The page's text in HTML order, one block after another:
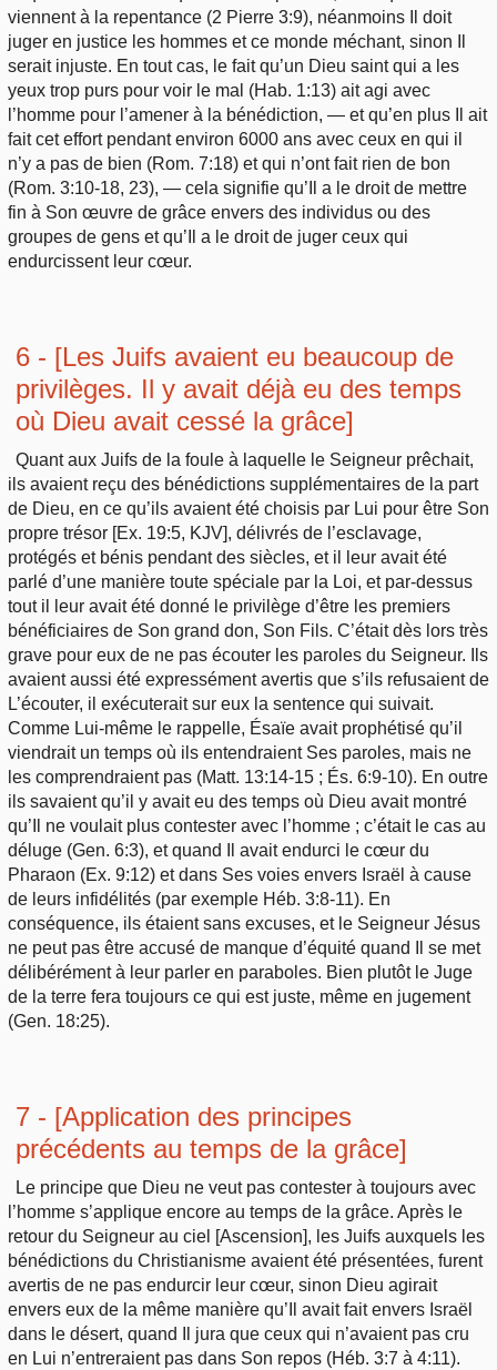
viennent à la repentance (2 Pierre 3:9), néanmoins Il doit
juger en justice les hommes et ce monde méchant, sinon Il
serait injuste. En tout cas, le fait qu’un Dieu saint qui a les
yeux trop purs pour voir le mal (Hab. 1:13) ait agi avec
l’homme pour l’amener à la bénédiction, — et qu’en plus Il ait
fait cet effort pendant environ 6000 ans avec ceux en qui il
n’y a pas de bien (Rom. 7:18) et qui n’ont fait rien de bon
(Rom. 3:10-18, 23), — cela signifie qu’Il a le droit de mettre
fin à Son œuvre de grâce envers des individus ou des
groupes de gens et qu’Il a le droit de juger ceux qui
endurcissent leur cœur.
6 - [Les Juifs avaient eu beaucoup de
privilèges. Il y avait déjà eu des temps
où Dieu avait cessé la grâce]
Quant aux Juifs de la foule à laquelle le Seigneur prêchait,
ils avaient reçu des bénédictions supplémentaires de la part
de Dieu, en ce qu’ils avaient été choisis par Lui pour être Son
propre trésor [Ex. 19:5, KJV], délivrés de l’esclavage,
protégés et bénis pendant des siècles, et il leur avait été
parlé d’une manière toute spéciale par la Loi, et par-dessus
tout il leur avait été donné le privilège d’être les premiers
bénéficiaires de Son grand don, Son Fils. C’était dès lors très
grave pour eux de ne pas écouter les paroles du Seigneur. Ils
avaient aussi été expressément avertis que s’ils refusaient de
L’écouter, il exécuterait sur eux la sentence qui suivait.
Comme Lui-même le rappelle, Ésaïe avait prophétisé qu’il
viendrait un temps où ils entendraient Ses paroles, mais ne
les comprendraient pas (Matt. 13:14-15 ; És. 6:9-10). En outre
ils savaient qu’il y avait eu des temps où Dieu avait montré
qu’Il ne voulait plus contester avec l’homme ; c’était le cas au
déluge (Gen. 6:3), et quand Il avait endurci le cœur du
Pharaon (Ex. 9:12) et dans Ses voies envers Israël à cause
de leurs infidélités (par exemple Héb. 3:8-11). En
conséquence, ils étaient sans excuses, et le Seigneur Jésus
ne peut pas être accusé de manque d’équité quand Il se met
délibérément à leur parler en paraboles. Bien plutôt le Juge
de la terre fera toujours ce qui est juste, même en jugement
(Gen. 18:25).
7 - [Application des principes
précédents au temps de la grâce]
Le principe que Dieu ne veut pas contester à toujours avec
l’homme s’applique encore au temps de la grâce. Après le
retour du Seigneur au ciel [Ascension], les Juifs auxquels les
bénédictions du Christianisme avaient été présentées, furent
avertis de ne pas endurcir leur cœur, sinon Dieu agirait
envers eux de la même manière qu’Il avait fait envers Israël
dans le désert, quand Il jura que ceux qui n’avaient pas cru
en Lui n’entreraient pas dans Son repos (Héb. 3:7 à 4:11).